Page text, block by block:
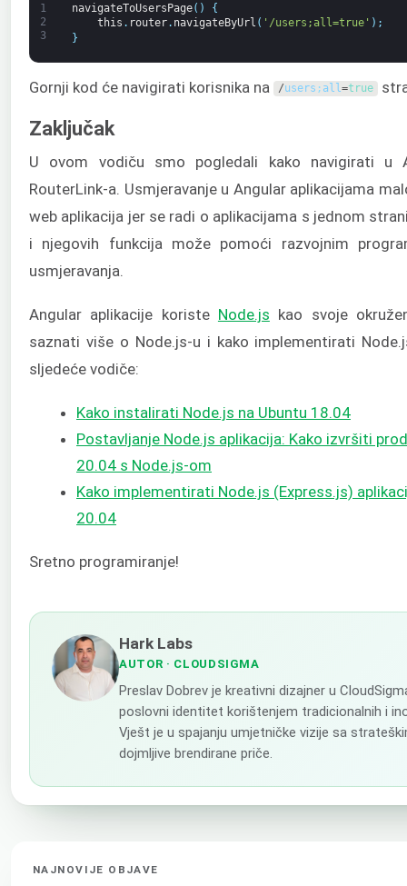
1
2
3
navigateToUsersPage( )
{
this . router. navigateByUrl ( '/users;all=true' ) ;
}
Gornji kod će navigirati korisnika na /users ; all=true
Zaključak
U ovom vodiču smo pogledali kako navigirati u
RouterLink-a. Usmjeravanje u Angular aplikacijama
web aplikacija jer se radi o aplikacijama s jednom
i njegovih funkcija može pomoći razvojnim
usmjeravanja.
Angular aplikacije koriste Node.js kao svoje
saznati više o Node.js-u i kako implementirati
sljedeće vodiče:
Kako instalirati Node.js na Ubuntu 18.04
Postavljanje Node.js aplikacija: Kako izvršiti
20.04 s Node.js-om
Kako implementirati Node.js (Express.js)
20.04
Sretno programiranje!
Hark Labs
AUTOR · CLOUDSIGMA
Preslav Dobrev je kreativni dizajner u
poslovni identitet korištenjem tradicionalnih i
Vješt je u spajanju umjetničke vizije sa
dojmljive brendirane priče.
NAJNOVIJE OBJAVE